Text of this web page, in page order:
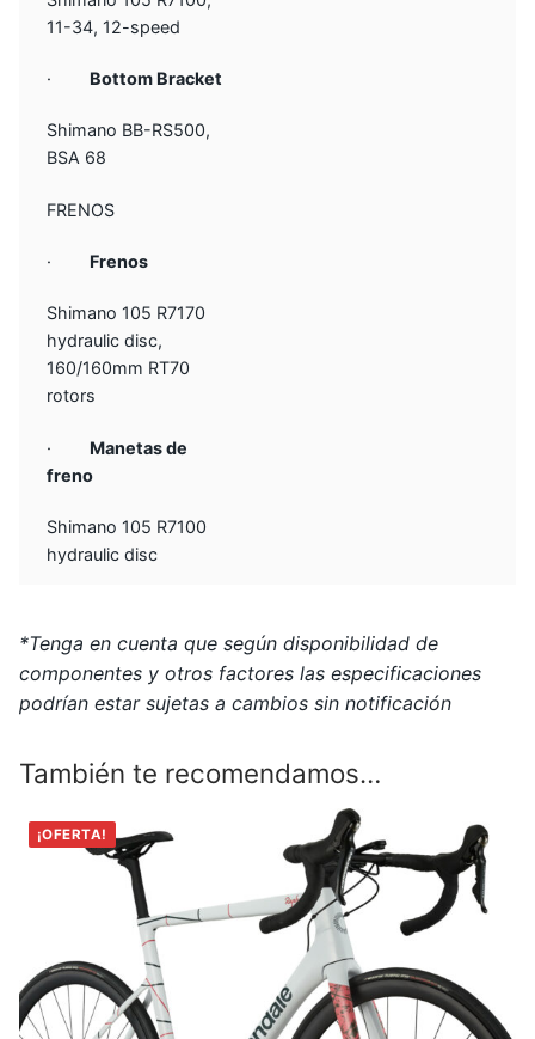
11-34, 12-speed
· Bottom Bracket
Shimano BB-RS500,
BSA 68
FRENOS
· Frenos
Shimano 105 R7170
hydraulic disc,
160/160mm RT70
rotors
· Manetas de
freno
Shimano 105 R7100
hydraulic disc
*Tenga en cuenta que según disponibilidad de
componentes y otros factores las especificaciones
podrían estar sujetas a cambios sin notificación
También te recomendamos…
¡OFERTA!